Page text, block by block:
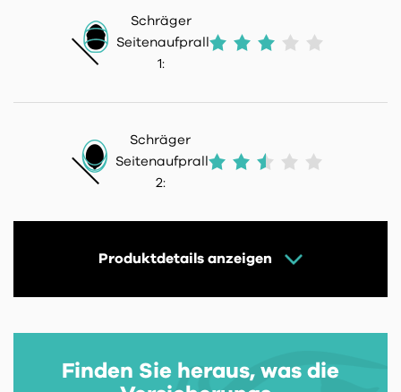
Schräger
Seitenaufprall
1:
Schräger
Seitenaufprall
2:
Produktdetails anzeigen
Finden Sie heraus, was die